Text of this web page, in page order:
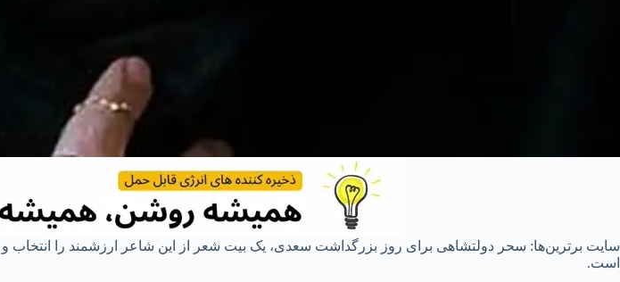
سایت برترین‌ها: سحر دولتشاهی برای روز بزرگداشت سعدی، یک بیت شعر از این شاعر ارزشمند را انتخاب
است.